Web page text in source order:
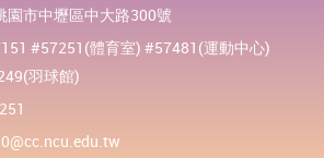
園市中壢區中大路300號
#57251(體育室) #57481(運動中心)
羽球館)